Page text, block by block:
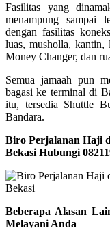
Fasilitas yang
menampung sampai
dengan fasilitas
luas, musholla,
Money Changer, dan
Semua jamaah pun
bagasi ke terminal di
itu, tersedia Shuttle
Bandara.
Biro Perjalanan Haji
Bekasi Hubungi
Beberapa Alasan
Melayani Anda